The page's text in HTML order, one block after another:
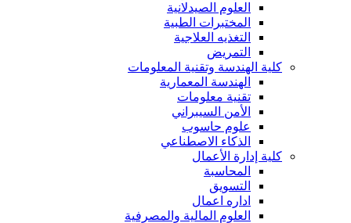
العلوم الصيدلانية
المختبرات الطبية
التغذيه العلاجية
التمريض
كلية الهندسة وتقنية المعلومات
الهندسة المعمارية
تقنية معلومات
الأمن السيبراني
علوم حاسوب
الذكاء الاصطناعي
كلية إدارة الأعمال
المحاسبة
التسويق
اداره اعمال
العلوم المالية والمصرفية